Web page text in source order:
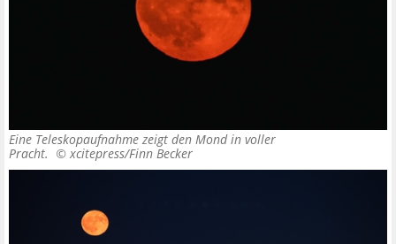
Eine Teleskopaufnahme zeigt den Mond in voller
Pracht. © xcitepress/Finn Becker